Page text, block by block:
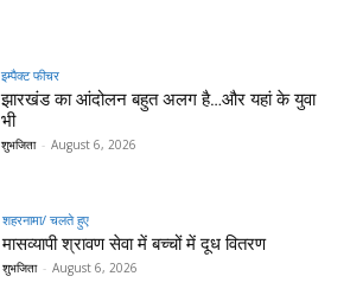
इम्पैक्ट फीचर
झारखंड का आंदोलन बहुत अलग है…और यहां के युवा
भी
शुभजिता - August 6, 2026
शहरनामा/ चलते हुए
मासव्यापी श्रावण सेवा में बच्चों में दूध वितरण
शुभजिता - August 6, 2026